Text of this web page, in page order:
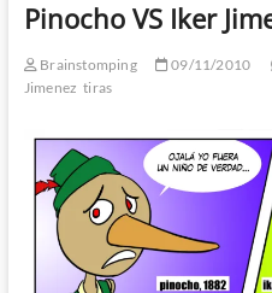
Pinocho VS Iker
Brainstomping 09/11/2010
Jimenez tiras